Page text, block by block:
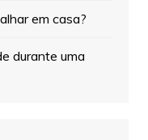
em casa?
durante uma